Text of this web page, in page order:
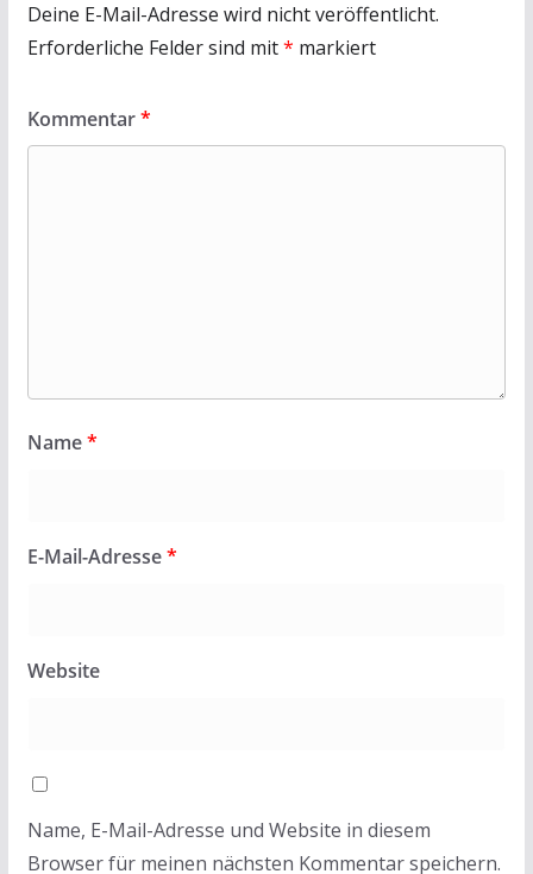
Deine E-Mail-Adresse wird nicht veröffentlicht.
Erforderliche Felder sind mit* markiert
Kommentar*
Name*
E-Mail-Adresse*
Website
Name, E-Mail-Adresse und Website in diesem
Browser für meinen nächsten Kommentar speichern.